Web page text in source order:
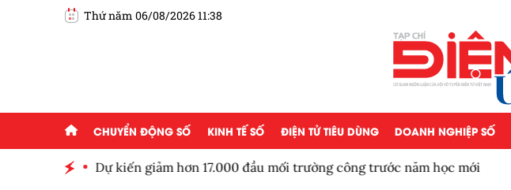
Thứ năm 06/08/2026 11:38
CHUYỂN ĐỘNG SỐ KINH TẾ SỐ ĐIỆN TỬ TIÊU DÙNG DOANH NGHIỆP SỐ
Dự kiến giảm hơn 17.000 đầu mối trường công trước năm học mới